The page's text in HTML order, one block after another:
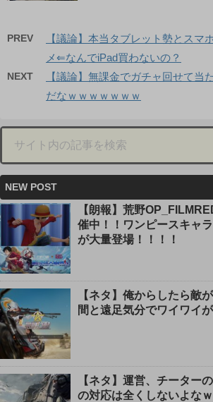
PREV
【議論】本当タブレット勢とスマ
メ⇐なんでiPad買わないの？
NEXT
【議論】無課金でガチャ回せて当
だなｗｗｗｗｗｗｗ
NEW POST
【朗報】荒野
催中！！ワンピースキャ
が大量登場！！！！
【ネタ】俺からしたら敵
間と遠足気分でワイワイ
【ネタ】運営、チーター
の対応は全くしないよな